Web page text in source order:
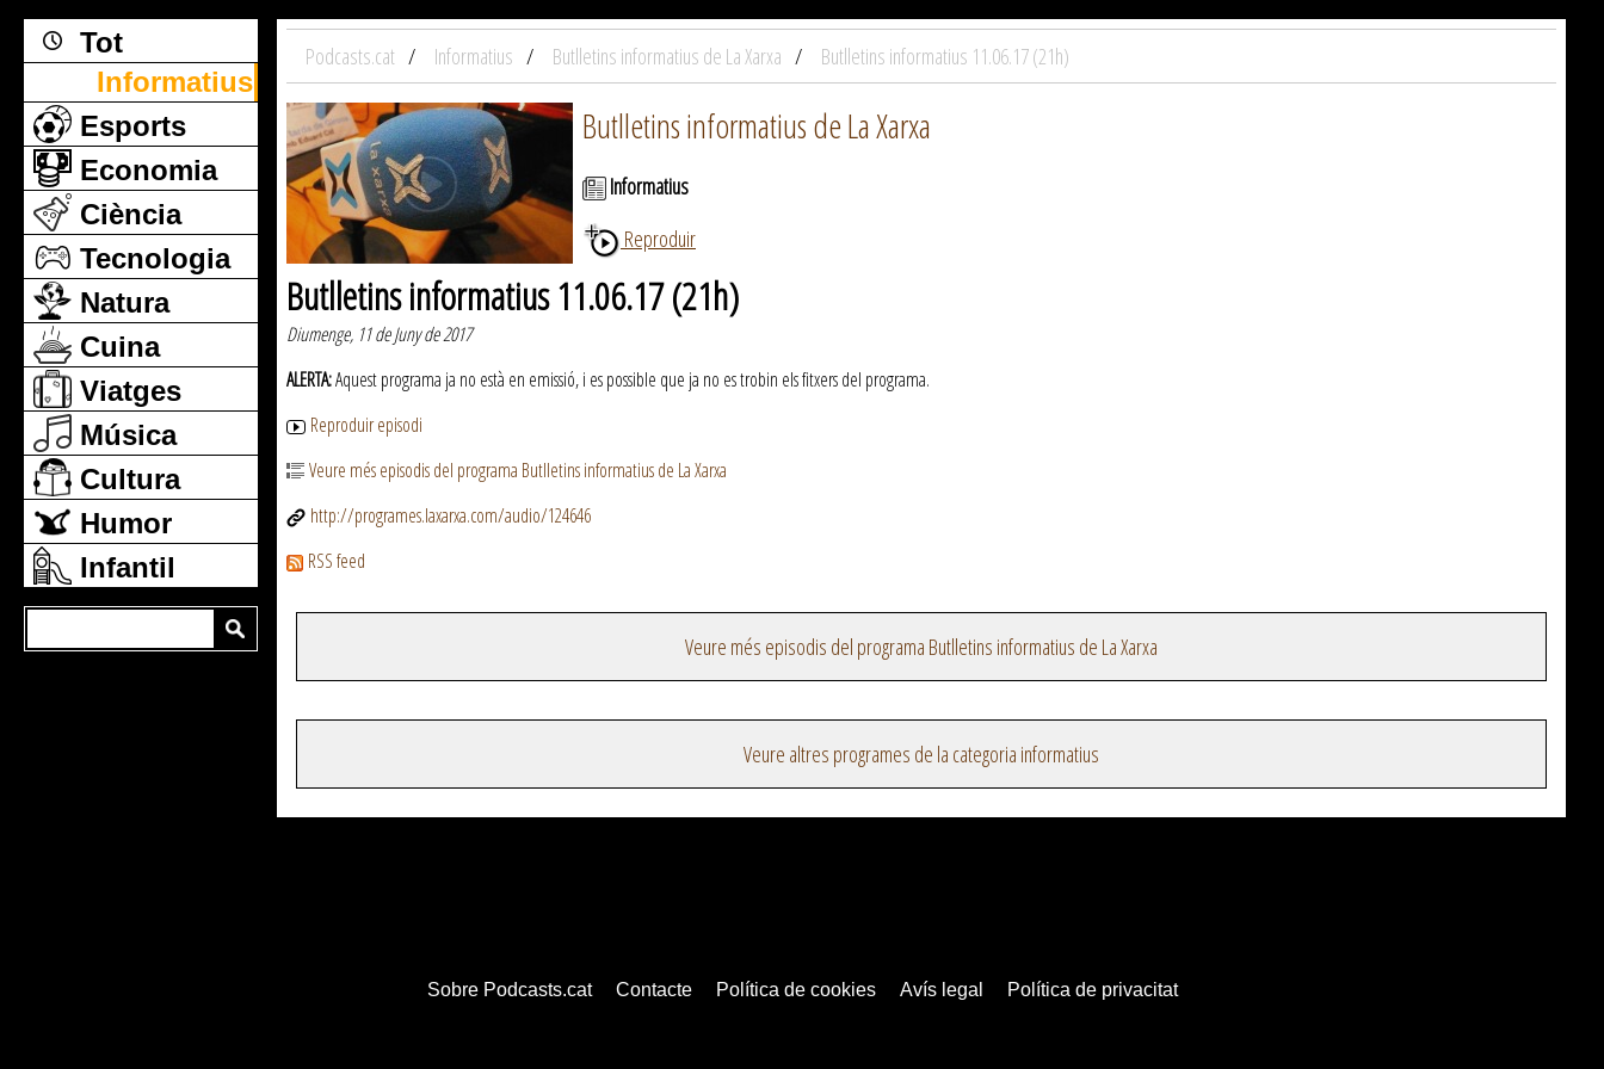
Tot
Informatius
Esports
Economia
Ciència
Tecnologia
Natura
Cuina
Viatges
Música
Cultura
Humor
Infantil
Podcasts.cat Informatius Butlletins informatius de La Xarxa Butlletins informatius 11.06.17 (21h)
Butlletins informatius de La Xarxa
Informatius
Reproduir
Butlletins informatius 11.06.17 (21h)
Diumenge, 11 de Juny de 2017
ALERTA:Aquest programa ja no està en emissió, i es possible que ja no es trobin els fitxers del programa.
Reproduir episodi
Veure més episodis del programa Butlletins informatius de La Xarxa
http://programes.laxarxa.com/audio/124646
RSS feed
Veure més episodis del programa Butlletins informatius de La Xarxa
Veure altres programes de la categoria informatius
Sobre Podcasts.cat Contacte Política de cookies Avís legal Política de privacitat